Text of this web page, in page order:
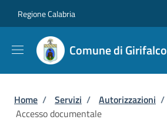
Regione Calabria
Comune di Girifalco
Briciole di pane
Home / Servizi / Autorizzazioni /
Accesso documentale